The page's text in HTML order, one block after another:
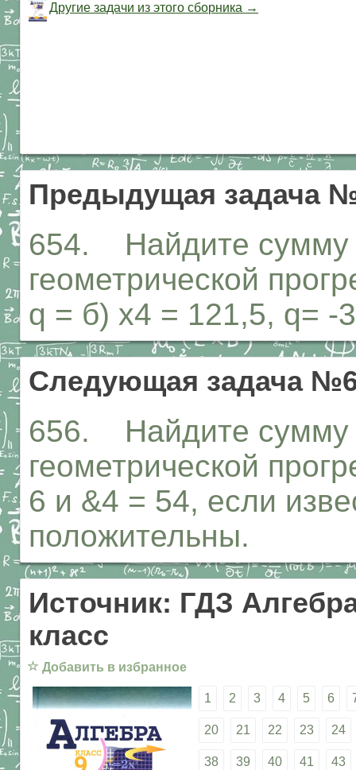
Другие задачи из этого сборника →
Предыдущая задача
654. Найдите сумму
геометрической
q = б) х4 = 121,5, q= -
Следующая задача
656. Найдите сумму
геометрической
6 и &4 = 54, если
положительны.
Источник: ГДЗ
класс
☆ Добавить в избранное
1 2 3 4 5 6
20 21 22 23 24
38 39 40 41 43